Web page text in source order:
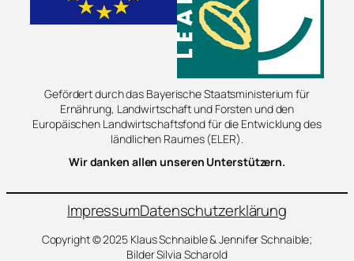
Gefördert durch das Bayerische Staatsministerium für
Ernährung, Landwirtschaft und Forsten und den
Europäischen Landwirtschaftsfond für die Entwicklung des
ländlichen Raumes (ELER).
Wir danken allen unseren Unterstützern.
ImpressumDatenschutzerklärung
Copyright © 2025 Klaus Schnaible & Jennifer Schnaible;
Bilder Silvia Scharold